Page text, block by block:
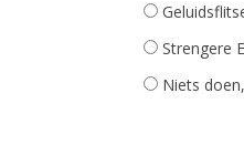
Strengere
Niets